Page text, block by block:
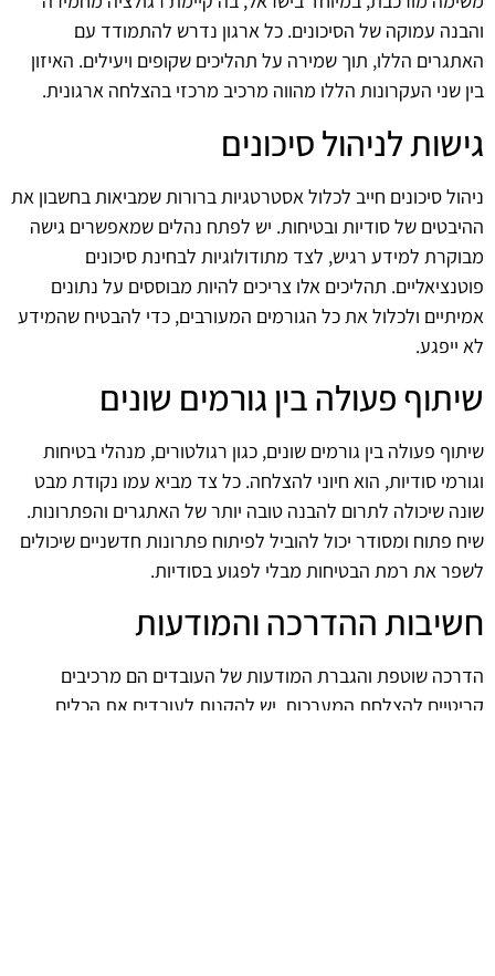
והבנה עמוקה של הסיכונים. כל ארגון נדרש להתמודד עם
האתגרים הללו, תוך שמירה על תהליכים שקופים ויעילים. האיזון
בין שני העקרונות הללו מהווה מרכיב מרכזי בהצלחה ארגונית.
גישות לניהול סיכונים
ניהול סיכונים חייב לכלול אסטרטגיות ברורות שמביאות בחשבון את
ההיבטים של סודיות ובטיחות. יש לפתח נהלים שמאפשרים גישה
מבוקרת למידע רגיש, לצד מתודולוגיות לבחינת סיכונים
פוטנציאליים. תהליכים אלו צריכים להיות מבוססים על נתונים
אמיתיים ולכלול את כל הגורמים המעורבים, כדי להבטיח שהמידע
לא ייפגע.
שיתוף פעולה בין גורמים שונים
שיתוף פעולה בין גורמים שונים, כגון רגולטורים, מנהלי בטיחות
וגורמי סודיות, הוא חיוני להצלחה. כל צד מביא עמו נקודת מבט
שונה שיכולה לתרום להבנה טובה יותר של האתגרים והפתרונות.
שיח פתוח ומסודר יכול להוביל לפיתוח פתרונות חדשניים שיכולים
לשפר את רמת הבטיחות מבלי לפגוע בסודיות.
חשיבות ההדרכה והמודעות
הדרכה שוטפת והגברת המודעות של העובדים הם מרכיבים
קריטיים להצלחת המערכות. יש להקנות לעובדים את הכלים